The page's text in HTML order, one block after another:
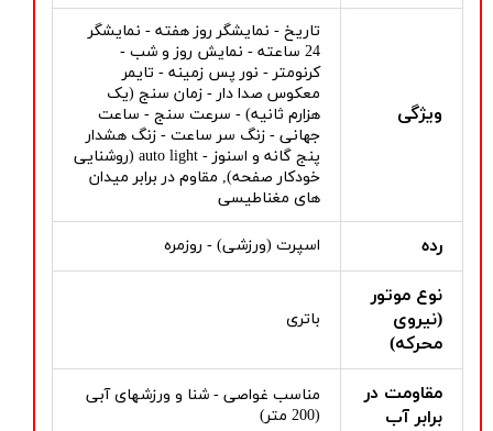
ویژگی
تاریخ - نمایشگر روز هفته - نمایشگر
24 ساعته - نمایش روز و شب -
کرنومتر - نور پس زمینه - تایمر
معکوس صدا دار - زمان سنج (یک
هزارم ثانیه) - سرعت سنج - ساعت
جهانی - زنگ سر ساعت - زنگ هشدار
پنج گانه و اسنوز - auto light (روشنایی
خودکار صفحه), مقاوم در برابر میدان
های مغناطیسی
رده اسپرت (ورزشی) - روزمره
نوع موتور
(نیروی
محرکه)
باتری
مقاومت در
برابر آب
مناسب غواصی - شنا و ورزشهای آبی
(200 متر)